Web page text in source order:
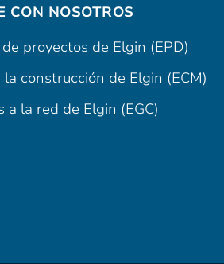
CON NOSOTROS
proyectos de Elgin (EPD)
la construcción de Elgin (ECM)
a la red de Elgin (EGC)